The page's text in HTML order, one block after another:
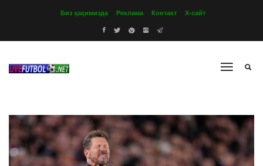
Биз ҳақимизда Реклама Контакт Х-сайт